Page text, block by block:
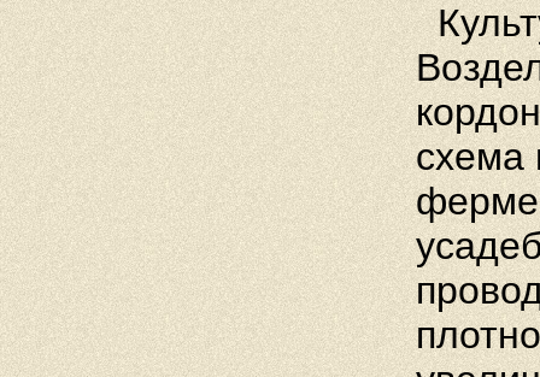
схема